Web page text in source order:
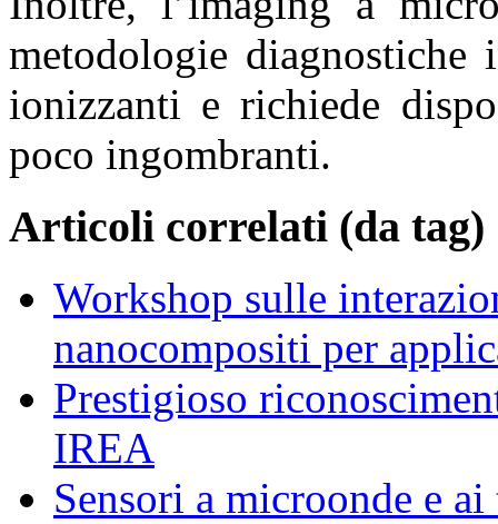
metodologie
ionizzanti e richiede
poco ingombranti.
Articoli correlati (da tag)
Workshop sulle
nanocompositi per
Prestigioso
IREA
Sensori a microonde e ai